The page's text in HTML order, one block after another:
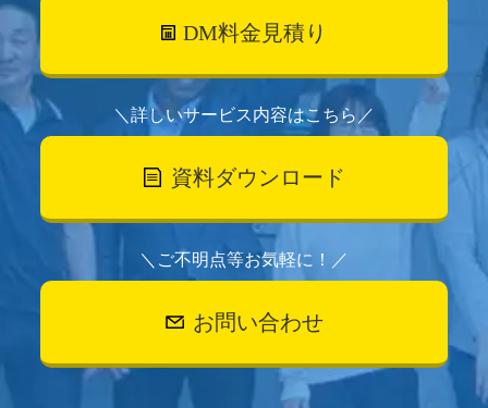
DM料金見積り
＼詳しいサービス内容はこちら／
資料ダウンロード
＼ご不明点等お気軽に！／
お問い合わせ